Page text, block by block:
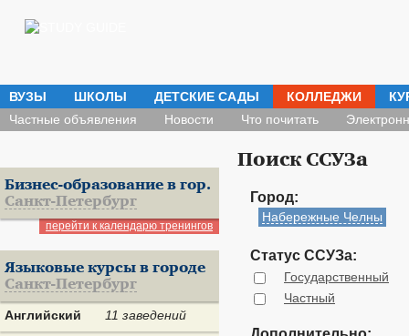
ВУЗЫ ШКОЛЫ ДЕТСКИЕ САДЫ КОЛЛЕДЖИ
Частные объявления
Новости Что почитать
Поиск ССУЗа
Город:
Набережные Челны
Статус ССУЗа:
Государственный
Частный
Бизнес-образование в гор.
Санкт-Петербург
перейти к календарю тренингов
Языковые курсы в городе
Санкт-Петербург
Английский 11 заведений